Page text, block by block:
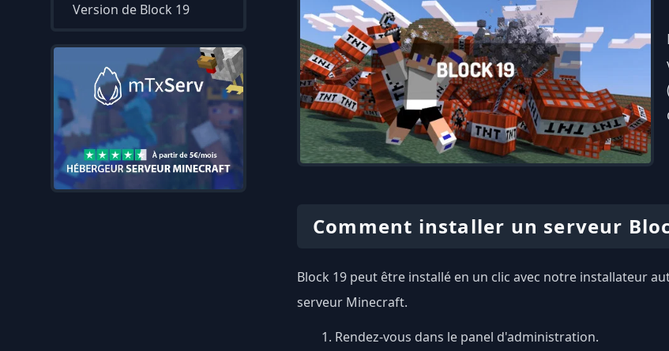
Version de Block 19
Comment installer un serveur
Block 19 peut être installé en un clic avec notre installateur
serveur Minecraft.
Rendez-vous dans le panel d'administration.